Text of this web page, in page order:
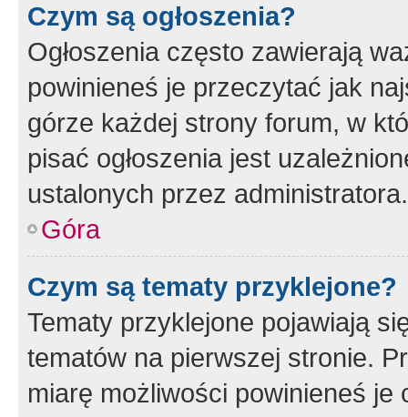
Czym są ogłoszenia?
Ogłoszenia często zawierają
powinieneś je przeczytać jak
górze każdej strony forum, w
pisać ogłoszenia jest
ustalonych przez administratora.
Góra
Czym są tematy przyklejone?
Tematy przyklejone pojawiają
tematów na pierwszej stronie.
miarę możliwości powinieneś je